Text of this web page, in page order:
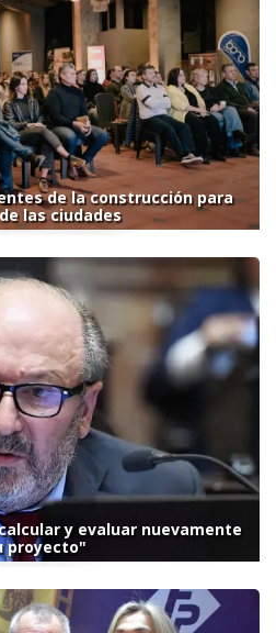
de la construcción para
las ciudades
y evaluar nuevamente
proyecto"